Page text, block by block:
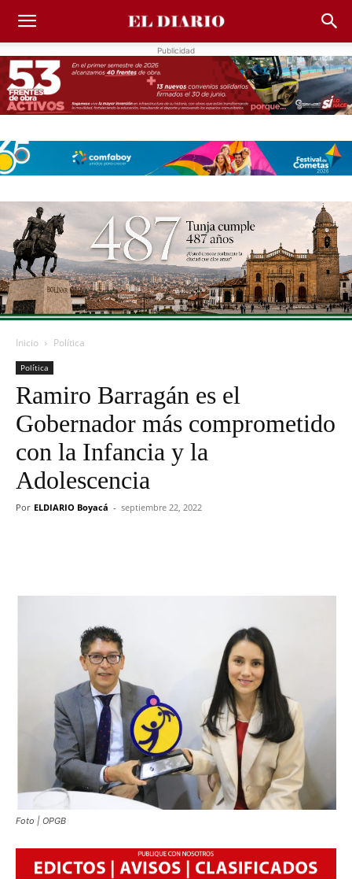
Publicidad
Inicio Política
Política
Ramiro Barragán es el
Gobernador más comprometido
con la Infancia y la
Adolescencia
Por ELDIARIO Boyacá - septiembre 22, 2022
Foto | OPGB